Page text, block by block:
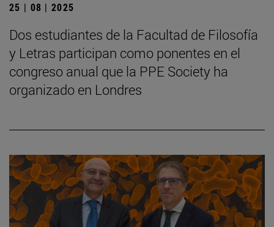
25 | 08 | 2025
Dos estudiantes de la Facultad de Filosofía
y Letras participan como ponentes en el
congreso anual que la PPE Society ha
organizado en Londres